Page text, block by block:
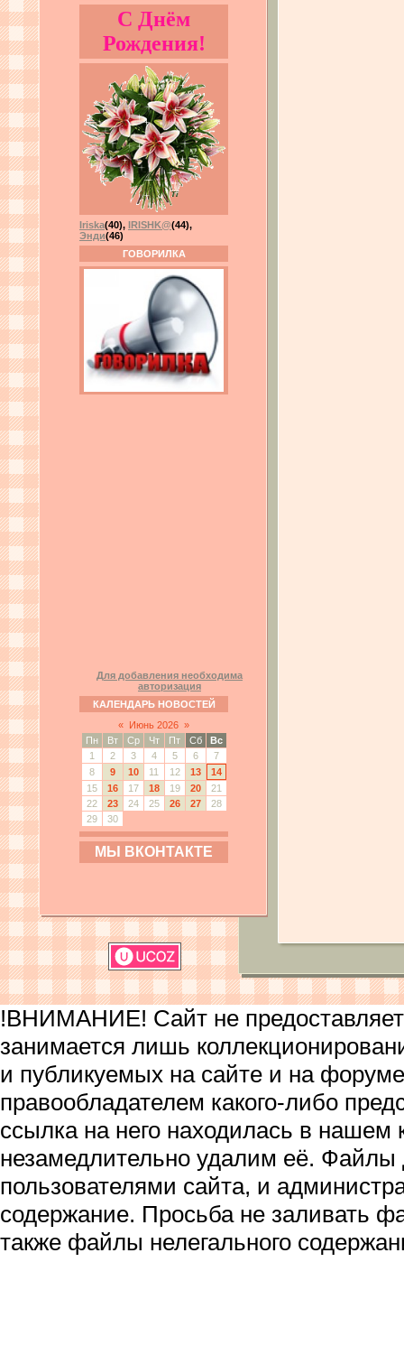
С Днём
Рождения!
Iriska(40), IRISHK@(44),
Энди(46)
ГОВОРИЛКА
Для добавления необходима
авторизация
КАЛЕНДАРЬ НОВОСТЕЙ
«
Июнь 2026 »
Пн
Вт Ср Чт Пт Сб
Вс
1
2 3 4 5 6
7
8
9 10 11 12 13
14
15
16 17 18 19 20
21
22
23 24 25 26 27
28
29
30
МЫ ВКОНТАКТЕ
!ВНИМАНИЕ! Сайт не предоставляет
занимается лишь
и публикуемых на сайте и на
правообладателем какого-либо
ссылка на него находилась в
незамедлительно удалим её.
пользователями сайта, и
содержание. Просьба не заливать
также файлы нелегального